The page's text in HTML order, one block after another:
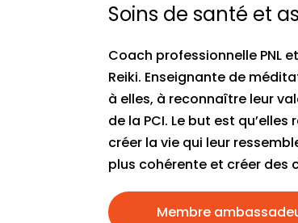
Soins de santé et
Coach professionnelle PNL
Reiki. Enseignante de
à elles, à reconnaître leur
de la PCI. Le but est
créer la vie qui leur
plus cohérente et créer des
Membre